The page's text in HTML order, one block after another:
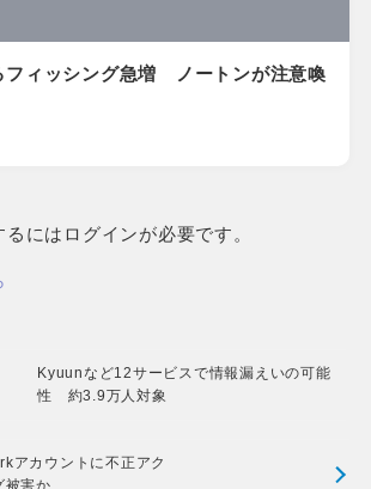
フィッシング急増 ノートンが注意喚
にはログインが必要です。
Kyuunなど12サービスで情報漏えいの可能
性 約3.9万人対象
アカウントに不正アク
害か